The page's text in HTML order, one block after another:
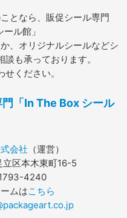
となら、販促シール専門
ル館」
、オリジナルシールなどシ
も承っております。
ください。
「In The Box シール
会社 （運営）
区本木東町16-5
4240
ムはこちら